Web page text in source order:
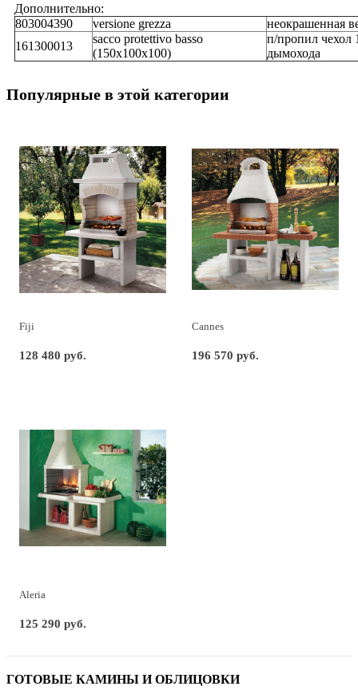
Дополнительно:
803004390
versione grezza
неокрашенная
161300013
sacco protettivo basso
(150x100x100)
п/пропил чехол
дымохода
Популярные в этой категории
Fiji
128 480 руб.
Cannes
196 570 руб.
Aleria
125 290 руб.
ГОТОВЫЕ КАМИНЫ И ОБЛИЦОВКИ